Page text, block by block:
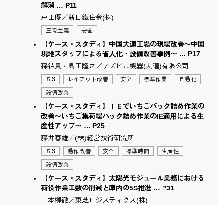
解消 … P11
戸田優／新日鐵住金(株)
三現主義 安全
【ケース・スタディ】中国大連工場の現場改善〜中国
現地スタッフによる省⼈化・設備改善事例〜 … P17
孫徳貴・島田隆之／アズビル機器(大連)有限公司
５S レイアウト改善 安全 標準作業 自動化
設備改善
【ケース・スタディ】ＩＥでいちごパック詰め作業の
改善〜いちご集荷場パック詰め作業のIE適⽤による⽣
産性アップ〜 … P25
藤井春雄／(株)経営技術研究所
５S 動作改善 安全 標準時間 生産性
設備改善
【ケース・スタディ】太陽光モジュール業務における
荷役作業工数の削減と庫内の5S推進 … P31
二本柳徹／東芝ロジスティクス(株)